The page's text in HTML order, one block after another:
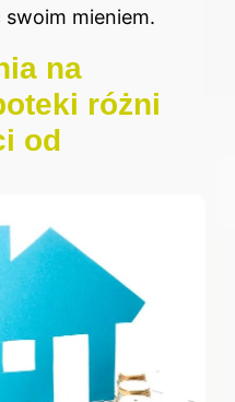
mieniem.
na
różni
od